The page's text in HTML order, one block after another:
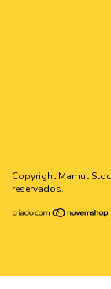
Copyright Mamut
reservados.